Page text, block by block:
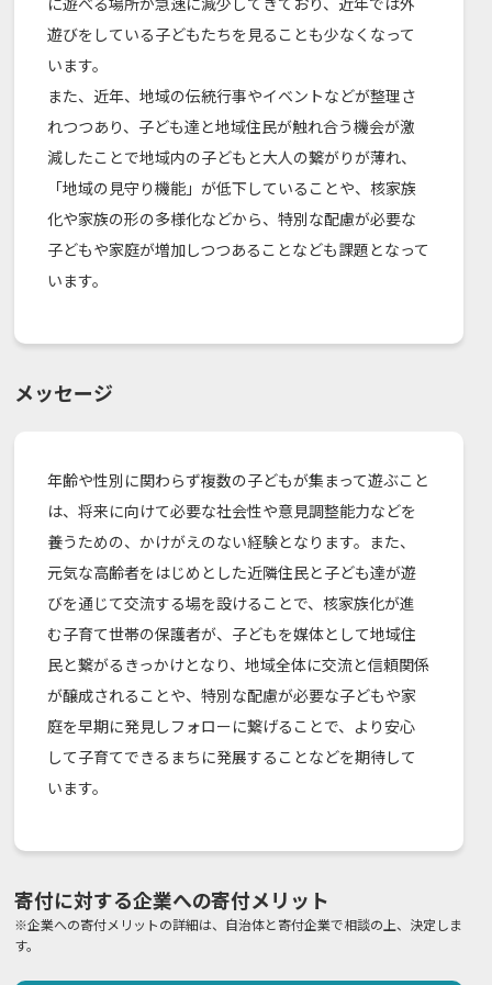
遊びをしている子どもたちを見ることも少なくなって
います。
また、近年、地域の伝統行事やイベントなどが整理さ
れつつあり、子ども達と地域住民が触れ合う機会が激
減したことで地域内の子どもと大人の繋がりが薄れ、
「地域の見守り機能」が低下していることや、核家族
化や家族の形の多様化などから、特別な配慮が必要な
子どもや家庭が増加しつつあることなども課題となって
います。
メッセージ
年齢や性別に関わらず複数の子どもが集まって遊ぶこと
は、将来に向けて必要な社会性や意見調整能力などを
養うための、かけがえのない経験となります。また、
元気な高齢者をはじめとした近隣住民と子ども達が遊
びを通じて交流する場を設けることで、核家族化が進
む子育て世帯の保護者が、子どもを媒体として地域住
民と繋がるきっかけとなり、地域全体に交流と信頼関係
が醸成されることや、特別な配慮が必要な子どもや家
庭を早期に発見しフォローに繋げることで、より安心
して子育てできるまちに発展することなどを期待して
います。
寄付に対する企業への寄付メリット
※企業への寄付メリットの詳細は、自治体と寄付企業で相談の上、決定しま
す。